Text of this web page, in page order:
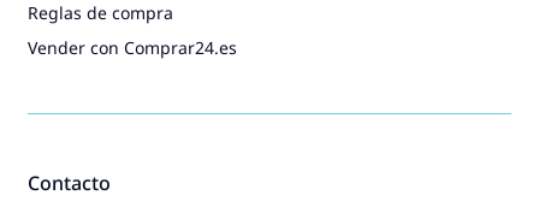
Contacto
Reglas de compra
Vender con Comprar24.es